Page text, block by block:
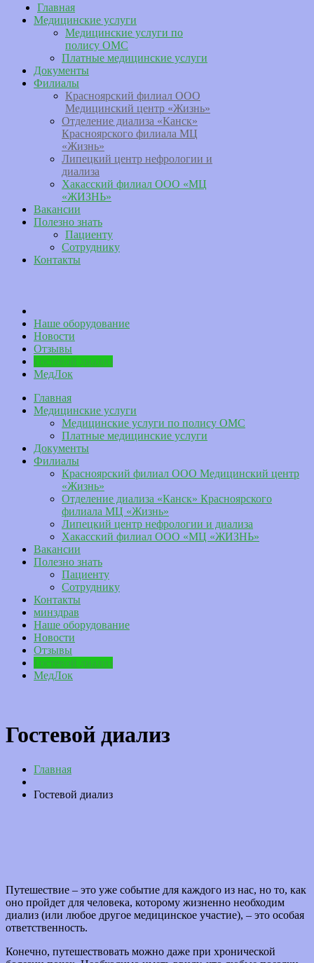
Главная
Медицинские услуги
Медицинские услуги по
полису ОМС
Платные медицинские услуги
Документы
Филиалы
Красноярский филиал ООО
Медицинский центр «Жизнь»
Отделение диализа «Канск»
Красноярского филиала МЦ
«Жизнь»
Липецкий центр нефрологии и
диализа
Хакасский филиал ООО «МЦ
«ЖИЗНЬ»
Вакансии
Полезно знать
Пациенту
Сотруднику
Контакты
Наше оборудование
Новости
Отзывы
Гостевой диализ
МедЛок
Главная
Медицинские услуги
Медицинские услуги по полису ОМС
Платные медицинские услуги
Документы
Филиалы
Красноярский филиал ООО Медицинский центр
«Жизнь»
Отделение диализа «Канск» Красноярского
филиала МЦ «Жизнь»
Липецкий центр нефрологии и диализа
Хакасский филиал ООО «МЦ «ЖИЗНЬ»
Вакансии
Полезно знать
Пациенту
Сотруднику
Контакты
минздрав
Наше оборудование
Новости
Отзывы
Гостевой диализ
МедЛок
Гостевой диализ
Главная
Гостевой диализ
Путешествие – это уже событие для каждого из нас, но то, как
оно пройдет для человека, которому жизненно необходим
диализ (или любое другое медицинское участие), – это особая
ответственность.
Конечно, путешествовать можно даже при хронической